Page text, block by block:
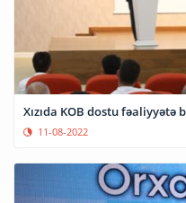
Xızıda KOB dostu fəaliyyətə
11-08-2022